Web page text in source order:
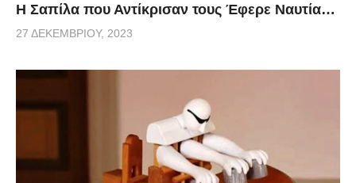
Η Σαπίλα που Αντίκρισαν τους Έφερε Ναυτία…
27 ΔΕΚΕΜΒΡΊΟΥ, 2023